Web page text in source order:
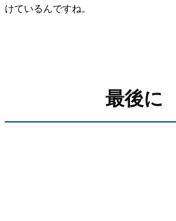
けているんですね。
最後に